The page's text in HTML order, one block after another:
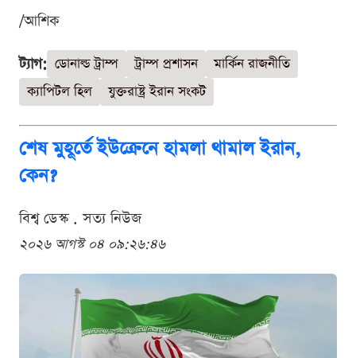
/আশিক
ট্যাগ: ডোনাল্ড ট্রাম্প ট্রাম্প প্রশাসন
মার্কিন রাজনীতি
ক্যাপিটল হিল
যুক্তরাষ্ট্র ইরান সংকট
শেষ মুহূর্তে ইউক্রেনে হামলা থামাল ইরান,
কেন?
বিশ্ব ডেস্ক . সত্য নিউজ
২০২৬ আগস্ট ০৪ ০৯:২৬:৪৬